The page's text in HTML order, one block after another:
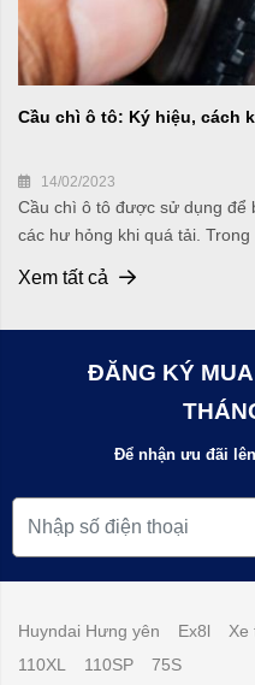
Cầu chì ô tô: Ký hiệu, cách
14/02/2023
Cầu chì ô tô được sử dụng để
các hư hỏng khi quá tải. Trong
Xem tất cả
ĐĂNG KÝ
Để nhận ưu đãi
Huyndai Hưng yên Ex8l Xe
110XL
110SP 75S